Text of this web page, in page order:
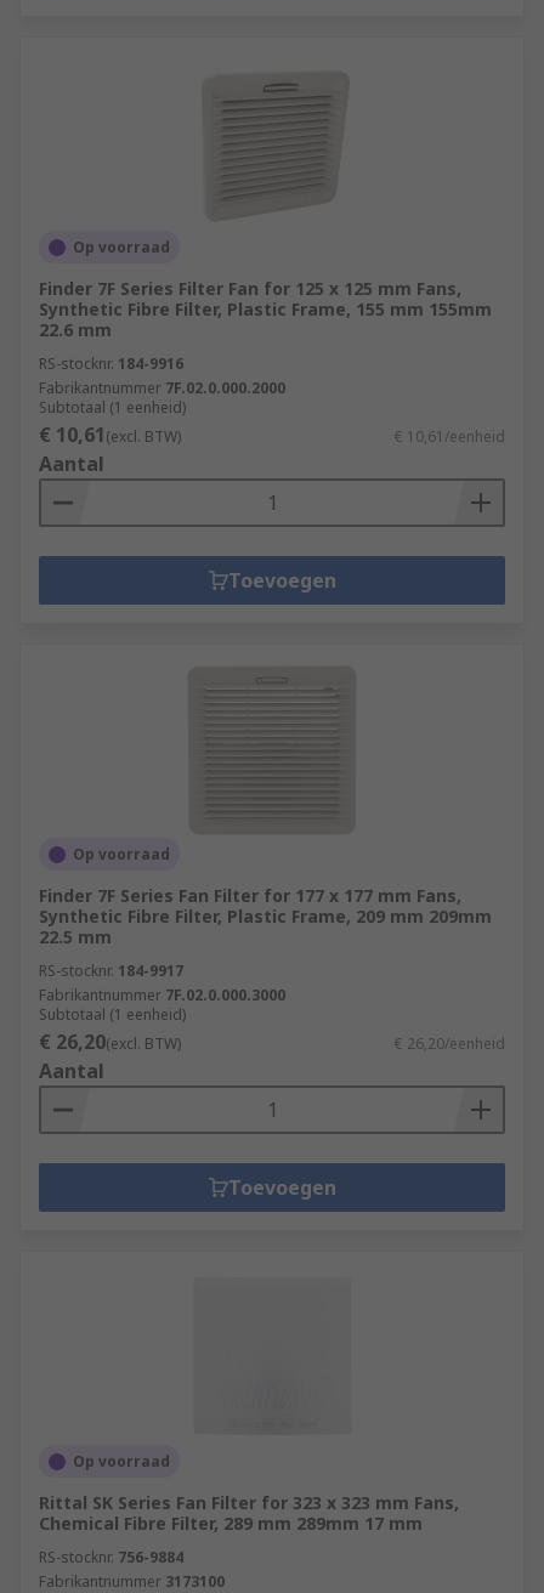
Op voorraad
Finder 7F Series Filter Fan for 125 x 125 mm Fans,
Synthetic Fibre Filter, Plastic Frame, 155 mm 155mm
22.6 mm
RS-stocknr. 184-9916
Fabrikantnummer 7F.02.0.000.2000
Subtotaal (1 eenheid)
€ 10,61(excl. BTW) € 10,61/eenheid
Aantal
Toevoegen
Op voorraad
Finder 7F Series Fan Filter for 177 x 177 mm Fans,
Synthetic Fibre Filter, Plastic Frame, 209 mm 209mm
22.5 mm
RS-stocknr. 184-9917
Fabrikantnummer 7F.02.0.000.3000
Subtotaal (1 eenheid)
€ 26,20(excl. BTW) € 26,20/eenheid
Aantal
Toevoegen
Op voorraad
Rittal SK Series Fan Filter for 323 x 323 mm Fans,
Chemical Fibre Filter, 289 mm 289mm 17 mm
RS-stocknr. 756-9884
Fabrikantnummer 3173100